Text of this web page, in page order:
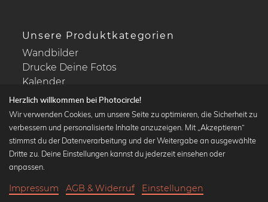
Unsere Produktkategorien
Wandbilder
Drucke Deine Fotos
Kalender
Beliebte Kollektionen
Wandbilder in schwarz-weiß
Klassiker der Kunstgeschichte
Herzlich willkommen bei Photocircle!
Wir verwenden Cookies, um unsere Seite zu optimieren, die Sicherheit zu
verbessern und personalisierte Inhalte anzuzeigen. Mit „Akzeptieren“
stimmst du der Datenverarbeitung und der Weitergabe an ausgewählte
Dritte zu. Deine Einstellungen kannst du jederzeit einsehen oder
anpassen.
Impressum AGB & Widerruf Einstellungen